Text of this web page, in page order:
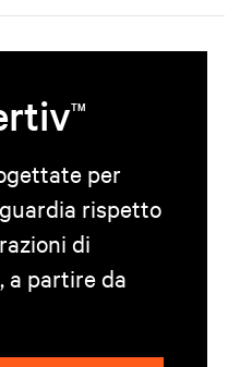
TM
per
rispetto
di
a partire da